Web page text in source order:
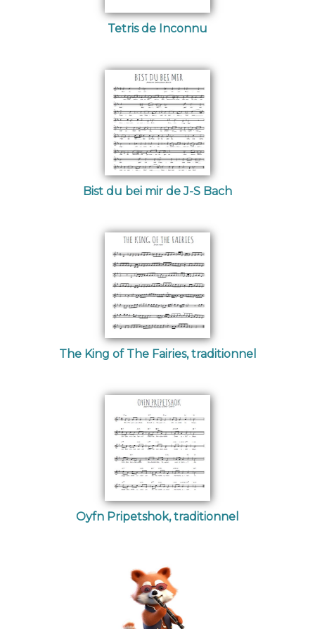
Tetris de Inconnu
Bist du bei mir de J-S Bach
The King of The Fairies, traditionnel
Oyfn Pripetshok, traditionnel